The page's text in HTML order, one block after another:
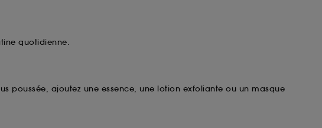
quotidienne.
poussée, ajoutez une essence, une lotion exfoliante ou un masque